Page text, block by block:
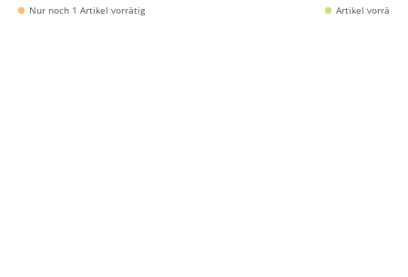
Nur noch 1 Artikel vorrätig
Artikel vorrätig